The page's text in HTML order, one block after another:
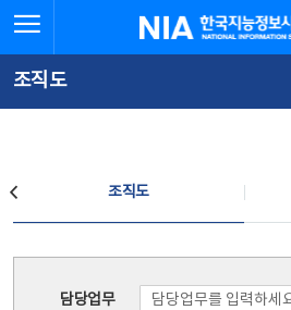
문
로
가
체
뉴
바
가
한국지능정보사회진흥원
조직도
조직도
담당업무